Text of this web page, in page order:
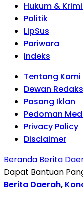
Hukum &
Politik
LipSus
Pariwara
Indeks
Tentang Kami
Dewan
Pasang Iklan
Pedoman
Privacy Policy
Disclaimer
Beranda Berita
Dapat Bantuan
Berita Daerah,